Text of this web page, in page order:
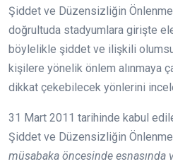
Şiddet ve Düzensizliğin
doğrultuda stadyumlara girişte
böylelikle şiddet ve ilişkili
kişilere yönelik önlem alınmaya
dikkat çekebilecek yönlerini
31 Mart 2011 tarihinde kabul
Şiddet ve Düzensizliğin
müsabaka öncesinde esnasında